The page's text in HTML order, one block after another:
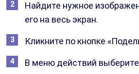
Найдите нужное
его на весь экран.
Кликните по кнопке
В меню действий выберите